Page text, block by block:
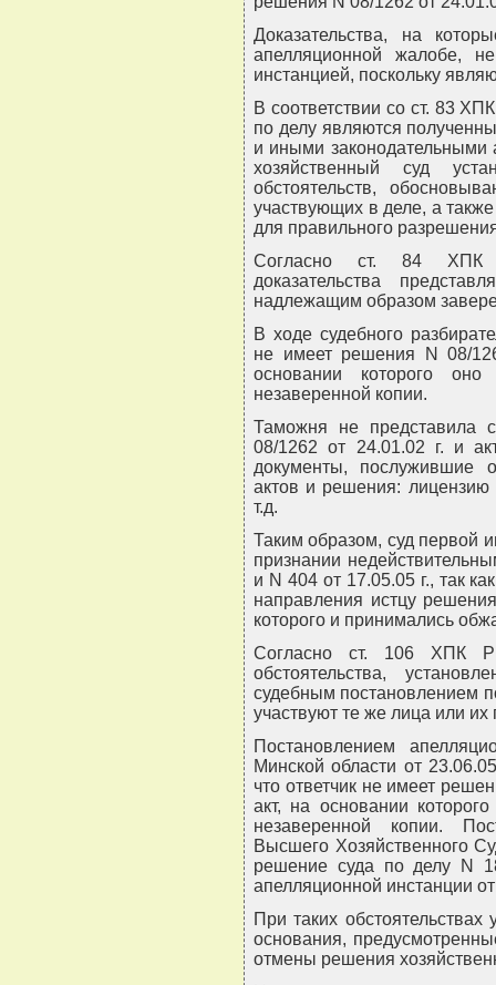
Доказательства, на
апелляционной жалобе,
инстанцией, поскольку
В соответствии со ст. 83
по делу являются
и иными законодательными
хозяйственный суд
обстоятельств,
участвующих в деле, а
для правильного
Согласно ст. 84 ХПК
доказательства
надлежащим образом
В ходе судебного
не имеет решения N 08/
основании которого
незаверенной копии.
Таможня не представила
08/1262 от 24.01.02 г. и
документы, послужившие
актов и решения:
т.д.
Таким образом, суд первой
признании
и N 404 от 17.05.05 г., так
направления истцу
которого и принимались
Согласно ст. 106 ХПК
обстоятельства,
судебным постановлением
участвуют те же лица или
Постановлением
Минской области от
что ответчик не имеет
акт, на основании
незаверенной копии.
Высшего Хозяйственного
решение суда по делу N
апелляционной инстанции
При таких обстоятельствах
основания,
отмены решения